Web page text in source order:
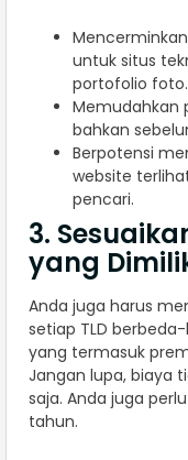
untuk situs
portofolio foto.
Memudahkan
bahkan
Berpotensi
website
pencari.
3.
yang
Anda juga harus
setiap TLD
yang termasuk
Jangan lupa, biaya
saja. Anda juga
tahun.